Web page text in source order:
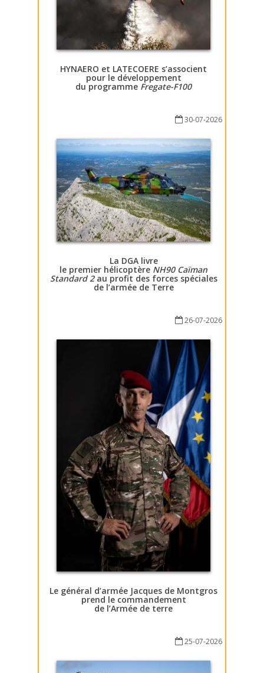
HYNAERO et LATECOERE s’associent
pour le développement
du programme Fregate-F100
30-07-2026
La DGA livre
le premier hélicoptère NH90 Caïman
Standard 2au profit des forces spéciales
de l’armée de Terre
26-07-2026
Le général d’armée Jacques de Montgros
prend le commandement
de l’Armée de terre
25-07-2026